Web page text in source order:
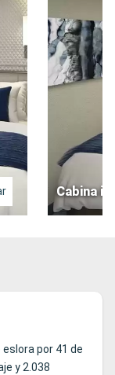
Cabina
por 41 de
y 2.038